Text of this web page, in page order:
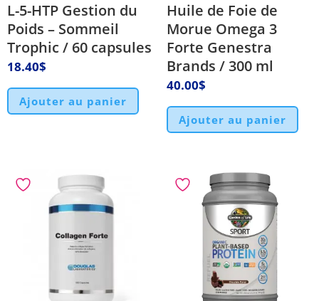
L-5-HTP Gestion du
Poids – Sommeil
Trophic / 60 capsules
18.40$
Ajouter au panier
Huile de Foie de
Morue Omega 3
Forte Genestra
Brands / 300 ml
40.00$
Ajouter au panier